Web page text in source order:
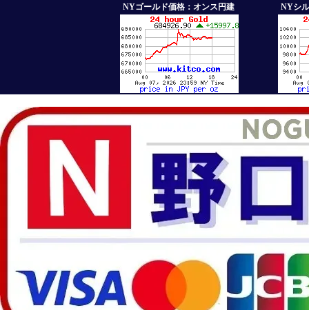
NYゴールド価格：オンス円建 NYシ